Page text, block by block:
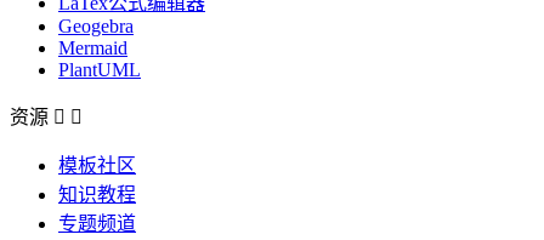
Geogebra
Mermaid
PlantUML
资源  
模板社区
知识教程
专题频道